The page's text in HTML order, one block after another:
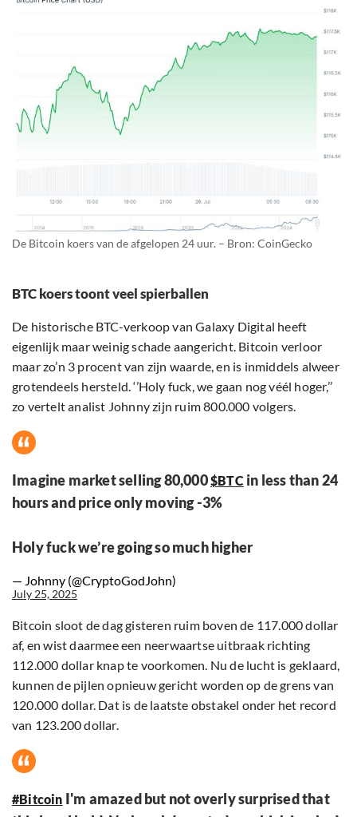
De Bitcoin koers van de afgelopen 24 uur. – Bron: CoinGecko
BTC koers toont veel spierballen
De historische BTC-verkoop van Galaxy Digital heeft
eigenlijk maar weinig schade aangericht. Bitcoin verloor
maar zo’n 3 procent van zijn waarde, en is inmiddels alweer
grotendeels hersteld. ‘’Holy fuck, we gaan nog véél hoger,’’
zo vertelt analist Johnny zijn ruim 800.000 volgers.
Imagine market selling 80,000$BTCin less than 24
hours and price only moving -3%
Holy fuck we’re going so much higher
— Johnny (@CryptoGodJohn)
July 25, 2025
Bitcoin sloot de dag gisteren ruim boven de 117.000 dollar
af, en wist daarmee een neerwaartse uitbraak richting
112.000 dollar knap te voorkomen. Nu de lucht is geklaard,
kunnen de pijlen opnieuw gericht worden op de grens van
120.000 dollar. Dat is de laatste obstakel onder het record
van 123.200 dollar.
#Bitcoin I'm amazed but not overly surprised that